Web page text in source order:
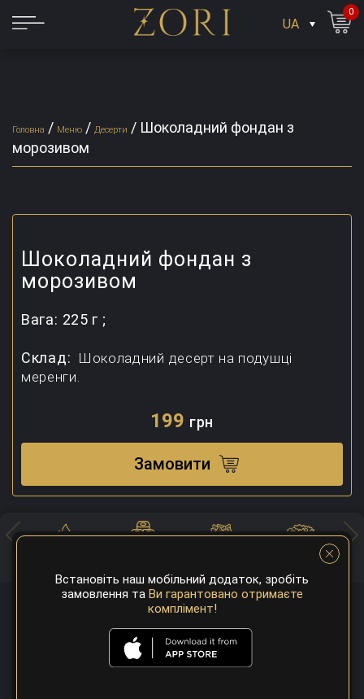
UA
0
Головна / Меню / Десерти / Шоколадний фондан з
морозивом
Шоколадний фондан з
морозивом
Вага: 225 г ;
Склад: Шоколадний десерт на подушці
меренги.
199 грн
Замовити
Встановіть наш мобільний додаток, зробіть
замовлення та Ви гарантовано отримаєте
комплімент!